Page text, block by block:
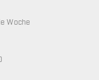
verfügbar
Woche
nicht